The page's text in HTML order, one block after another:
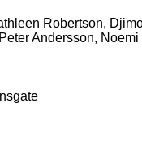
Robertson,
Andersson,